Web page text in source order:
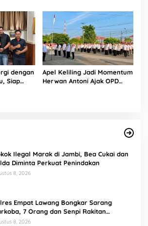
Sinergi untuk Masyarakat
dengan
Siap
Apel Keliling Jadi Momentum
Herwan Antoni Ajak OPD
Ilegal Marak di Jambi, Bea Cukai dan
Diminta Perkuat Penindakan
8, 2026
Empat Lawang Bongkar Sarang
7 Orang dan Senpi Rakitan
8, 2026